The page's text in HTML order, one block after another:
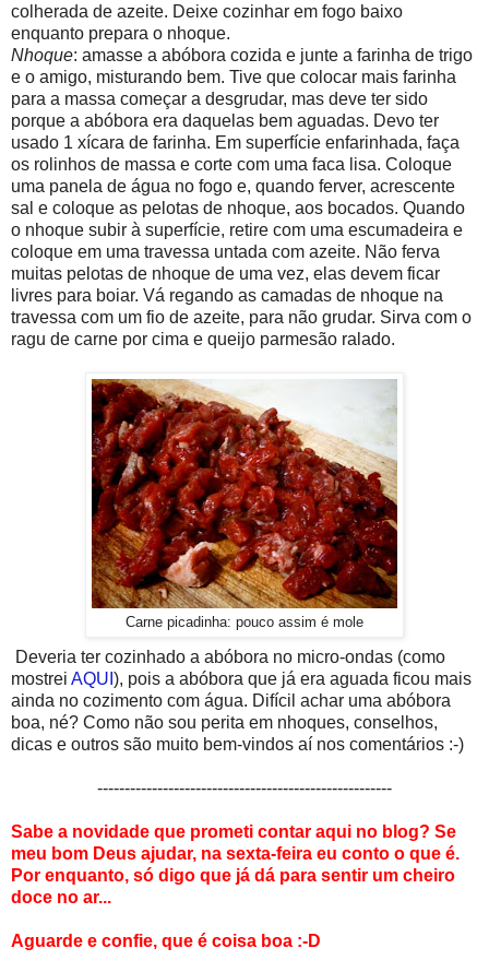
colherada de azeite. Deixe cozinhar em fogo baixo
enquanto prepara o nhoque.
Nhoque: amasse a abóbora cozida e junte a farinha de trigo
e o amigo, misturando bem. Tive que colocar mais farinha
para a massa começar a desgrudar, mas deve ter sido
porque a abóbora era daquelas bem aguadas. Devo ter
usado 1 xícara de farinha. Em superfície enfarinhada, faça
os rolinhos de massa e corte com uma faca lisa. Coloque
uma panela de água no fogo e, quando ferver, acrescente
sal e coloque as pelotas de nhoque, aos bocados. Quando
o nhoque subir à superfície, retire com uma escumadeira e
coloque em uma travessa untada com azeite. Não ferva
muitas pelotas de nhoque de uma vez, elas devem ficar
livres para boiar. Vá regando as camadas de nhoque na
travessa com um fio de azeite, para não grudar. Sirva com o
ragu de carne por cima e queijo parmesão ralado.
Carne picadinha: pouco assim é mole
Deveria ter cozinhado a abóbora no micro-ondas (como
mostrei AQUI ), pois a abóbora que já era aguada ficou mais
ainda no cozimento com água. Difícil achar uma abóbora
boa, né? Como não sou perita em nhoques, conselhos,
dicas e outros são muito bem-vindos aí nos comentários :-)
------------------------------------------------------
Sabe a novidade que prometi contar aqui no blog? Se
meu bom Deus ajudar, na sexta-feira eu conto o que é.
Por enquanto, só digo que já dá para sentir um cheiro
doce no ar...
Aguarde e confie, que é coisa boa :-D